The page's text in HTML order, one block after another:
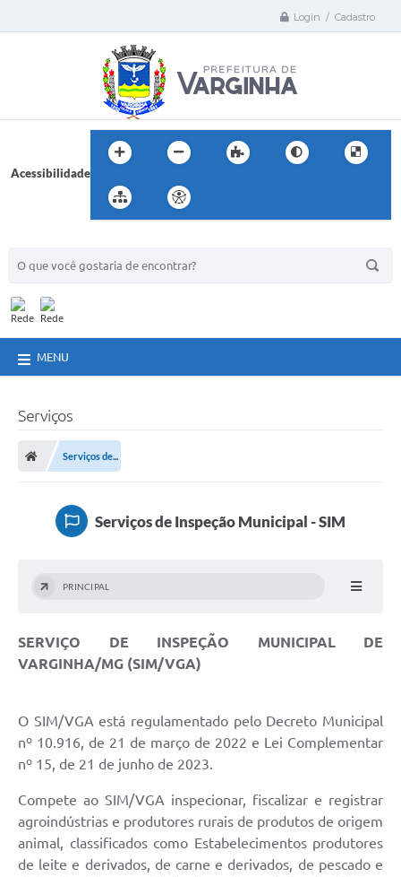
Login / Cadastro
Acessibilidade
MENU
Serviços
Serviços de...
Serviços de Inspeção Municipal - SIM
PRINCIPAL
SERVIÇO DE INSPEÇÃO MUNICIPAL DE
VARGINHA/MG (SIM/VGA)
O SIM/VGA está regulamentado pelo Decreto Municipal
nº 10.916, de 21 de março de 2022 e Lei Complementar
nº 15, de 21 de junho de 2023.
Compete ao SIM/VGA inspecionar, fiscalizar e registrar
agroindústrias e produtores rurais de produtos de origem
animal, classificados como Estabelecimentos produtores
de leite e derivados, de carne e derivados, de pescado e